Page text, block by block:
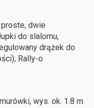
dwie
do slalomu,
drążek do
Rally-o
wys. ok. 1.8 m